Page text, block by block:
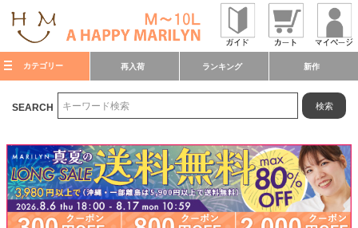
カテゴリー 再入荷 ランキング 新作
SEARCH 検索